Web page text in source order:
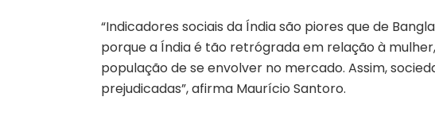
“Indicadores sociais da Índia são piores que de
porque a Índia é tão retrógrada em relação à
população de se envolver no mercado. Assim,
prejudicadas”, afirma Maurício Santoro.